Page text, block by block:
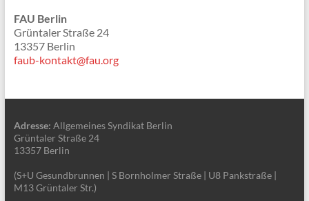
FAU Berlin
Grüntaler Straße 24
13357 Berlin
faub-kontakt@fau.org
Adresse: Allgemeines Syndikat Berlin
Grüntaler Straße 24
13357 Berlin
(S+U Gesundbrunnen | S Bornholmer Straße | U8 Pankstraße |
M13 Grüntaler Str.)